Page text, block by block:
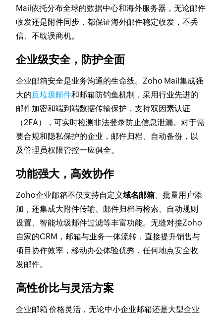
Mail依托分布全球的数据中心和海外服务器，无论邮件
收发还是附件同步，都保证海外邮件稳定收发，不丢
信、不耽误商机。
企业级安全，防护全面
企业邮箱安全是业务沟通的生命线。Zoho Mail集成强
大的反垃圾邮件和邮箱防钓鱼机制，采用行业先进的
邮件加密和端到端数据传输保护，支持双因素认证
（2FA），可实时检测非法登录防止信息泄漏。对于需
要合规和隐私保护的企业，邮件归档、自动备份，以
及管理员权限管控一应俱全。
功能强大，高效协作
Zoho企业邮箱不仅支持自定义域名邮箱、批量用户添
加，还集成大附件传输、邮件归档与检索、自动规则
设置、智能垃圾邮件过滤等丰富功能。无缝对接Zoho
自家的CRM，邮箱与业务一体流转，直接提升销售与
项目协作效率，移动办公体验优秀，任何地点安全收
发邮件。
高性价比与灵活方案
企业邮箱 价格灵活，无论中小企业邮箱还是大型企业